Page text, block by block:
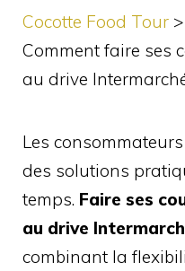
Cocotte Food Tour >
Comment faire ses
au drive
Les
des solutions
temps. Faire ses
au drive
combinant la